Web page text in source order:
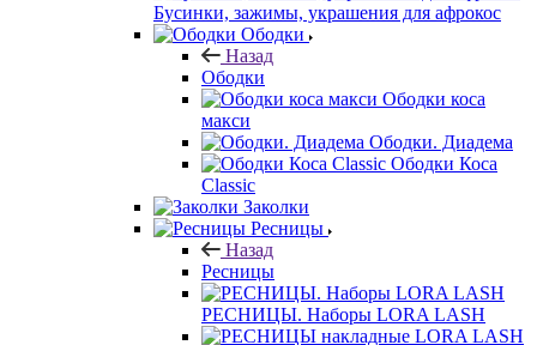
Бусинки, зажимы, украшения для афрокос
Ободки
Назад
Ободки
Ободки коса
макси
Ободки. Диадема
Ободки Коса
Classic
Заколки
Ресницы
Назад
Ресницы
РЕСНИЦЫ. Наборы LORA LASH